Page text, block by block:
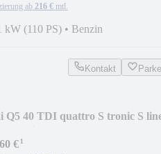
ab 216 € mtl.
kW (110 PS) • Benzin
Kontakt
Q5 40 TDI quattro S tronic S
€¹